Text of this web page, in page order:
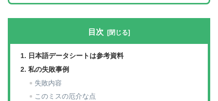
目次
日本語データシートは参考資料
私の失敗事例
失敗内容
このミスの厄介な点